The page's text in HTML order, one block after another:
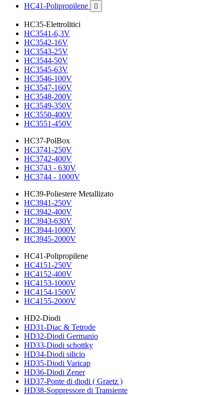
HC41-Polipropilene

HC35-Elettrolitici
HC3541-6,3V
HC3542-16V
HC3543-25V
HC3544-50V
HC3545-63V
HC3546-100V
HC3547-160V
HC3548-200V
HC3549-350V
HC3550-400V
HC3551-450V
HC37-PolBox
HC3741-250V
HC3742-400V
HC3743 - 630V
HC3744 - 1000V
HC39-Poliestere Metallizato
HC3941-250V
HC3942-400V
HC3943-630V
HC3944-1000V
HC3945-2000V
HC41-Polipropilene
HC4151-250V
HC4152-400V
HC4153-1000V
HC4154-1500V
HC4155-2000V
HD2-Diodi
HD31-Diac & Tetrode
HD32-Diodi Germanio
HD33-Diodi schottky
HD34-Diodi silicio
HD35-Diodi Varicap
HD36-Diodi Zener
HD37-Ponte di diodi ( Graetz )
HD38-Soppressore di Transiente